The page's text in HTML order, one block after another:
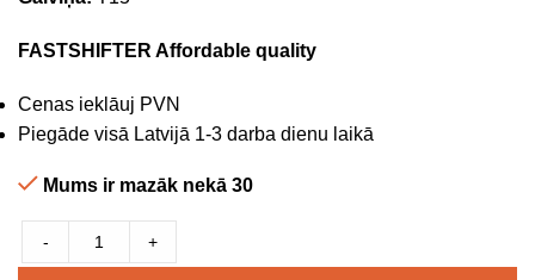
FASTSHIFTER Affordable quality
Cenas ieklāuj PVN
Piegāde visā Latvijā 1-3 darba dienu laikā
Mums ir mazāk nekā 30
- +